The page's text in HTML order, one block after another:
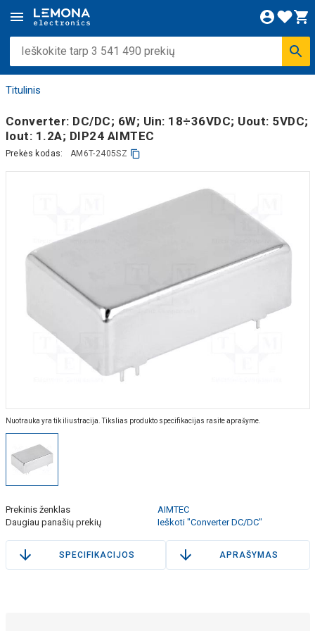
Titulinis
Converter: DC/DC; 6W; Uin: 18÷36VDC; Uout: 5VDC;
Iout: 1.2A; DIP24 AIMTEC
Prekės kodas: AM6T-2405SZ
Nuotrauka yra tik iliustracija. Tikslias produkto specifikacijas rasite aprašyme.
Prekinis ženklas
AIMTEC
Daugiau panašių prekių
Ieškoti "Converter DC/DC"
SPECIFIKACIJOS APRAŠYMAS